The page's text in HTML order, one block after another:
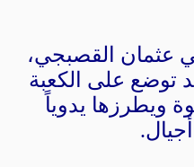
عثمان القصبجي،
توضع على الكعبة
ويطرزها يدوياً